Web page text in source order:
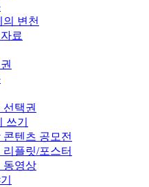
의 변천
료
선택권
쓰기
콘텐츠 공모전
리플릿/포스터
동영상